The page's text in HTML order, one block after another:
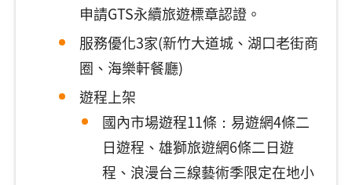
申請GTS永續旅遊標章認證。
服務優化3家(新竹大道城、湖口老街商
圈、海樂軒餐廳)
遊程上架
國內市場遊程11條：易遊網4條二
日遊程、雄獅旅遊網6條二日遊
程、浪漫台三線藝術季限定在地小